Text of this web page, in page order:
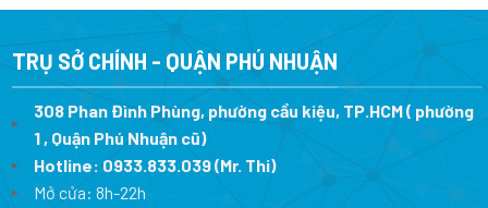
27.950.000 ₫.là:
10.000.000 ₫.
TRỤ SỞ CHÍNH - QUẬN PHÚ NHUẬN
308 Phan Đình Phùng, phường cầu kiệu, TP.HCM ( phường
1 , Quận Phú Nhuận cũ)
Hotline: 0933.833.039(Mr. Thi)
Mở cửa: 8h-22h